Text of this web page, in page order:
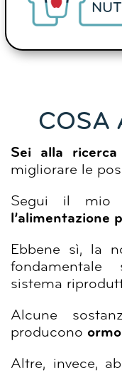
COSA
Sei alla
migliorare le
Segui il mio
l’alimentazione
Ebbene sì, la
sistema
Alcune
producono
Altre, invece,